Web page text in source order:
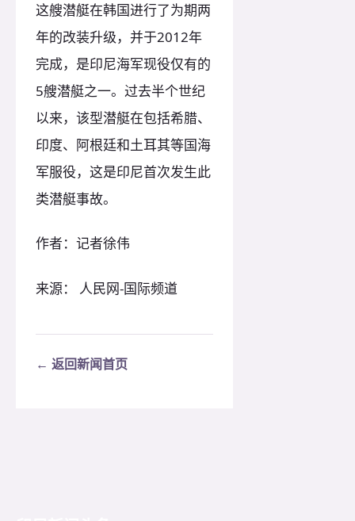
这艘潜艇在韩国进行了为期两
年的改装升级，并于2012年
完成，是印尼海军现役仅有的
5艘潜艇之一。过去半个世纪
以来，该型潜艇在包括希腊、
印度、阿根廷和土耳其等国海
军服役，这是印尼首次发生此
类潜艇事故。
作者：记者徐伟
来源： 人民网-国际频道
← 返回新闻首页